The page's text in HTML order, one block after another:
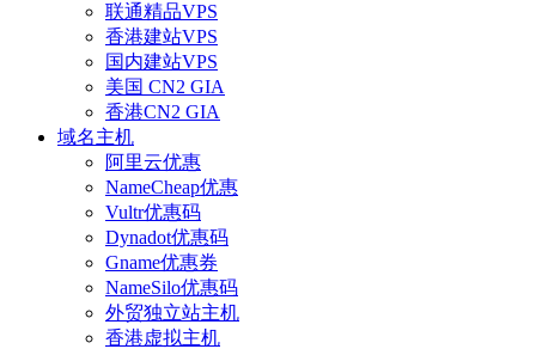
联通精品VPS
香港建站VPS
国内建站VPS
美国 CN2 GIA
香港CN2 GIA
域名主机
阿里云优惠
NameCheap优惠
Vultr优惠码
Dynadot优惠码
Gname优惠券
NameSilo优惠码
外贸独立站主机
香港虚拟主机